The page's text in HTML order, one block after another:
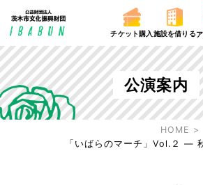
チケット購入 施設を借りる
公演案内
HOME
「いばらのマーチ」Vol.２ ―